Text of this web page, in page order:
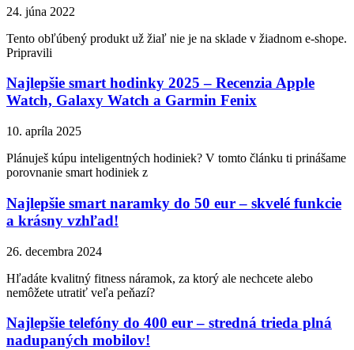
24. júna 2022
Tento obľúbený produkt už žiaľ nie je na sklade v žiadnom e-shope.
Pripravili
Najlepšie smart hodinky 2025 – Recenzia Apple
Watch, Galaxy Watch a Garmin Fenix
10. apríla 2025
Plánuješ kúpu inteligentných hodiniek? V tomto článku ti prinášame
porovnanie smart hodiniek z
Najlepšie smart naramky do 50 eur – skvelé funkcie
a krásny vzhľad!
26. decembra 2024
Hľadáte kvalitný fitness náramok, za ktorý ale nechcete alebo
nemôžete utratiť veľa peňazí?
Najlepšie telefóny do 400 eur – stredná trieda plná
nadupaných mobilov!